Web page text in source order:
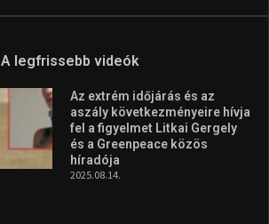
A legfrissebb videók
Az extrém időjárás és az
aszály következményeire hívja
fel a figyelmet Litkai Gergely
és a Greenpeace közös
híradója
2025.08.14.